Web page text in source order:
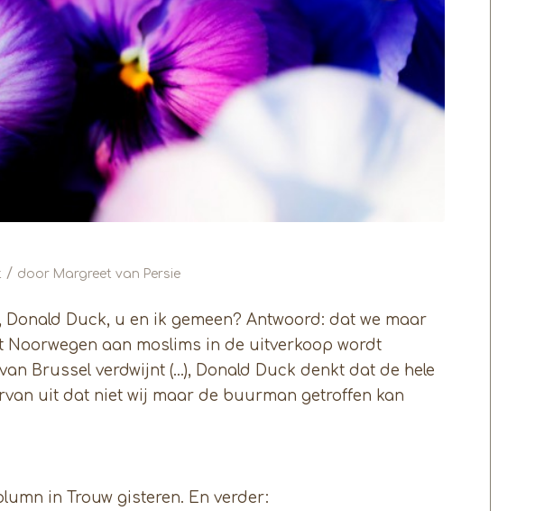
/ door Margreet van Persie
Donald Duck, u en ik gemeen? Antwoord: dat we maar
Noorwegen aan moslims in de uitverkoop wordt
Brussel verdwijnt (…), Donald Duck denkt dat de hele
uit dat niet wij maar de buurman getroffen kan
in Trouw gisteren. En verder: